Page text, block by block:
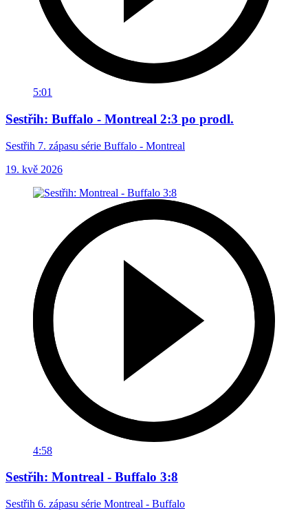
5:01
Sestřih: Buffalo - Montreal 2:3 po prodl.
Sestřih 7. zápasu série Buffalo - Montreal
19. kvě 2026
4:58
Sestřih: Montreal - Buffalo 3:8
Sestřih 6. zápasu série Montreal - Buffalo